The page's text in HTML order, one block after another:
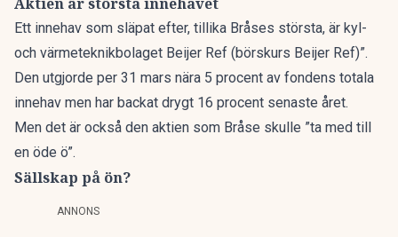
Ett innehav som släpat efter, tillika Bråses största, är kyl-
och värmeteknikbolaget Beijer Ref (börskurs Beijer Ref)”.
Den utgjorde per 31 mars nära 5 procent av fondens totala
innehav men har backat drygt 16 procent senaste året.
Men det är också den aktien som Bråse skulle ”ta med till
en öde ö”.
Sällskap på ön?
ANNONS